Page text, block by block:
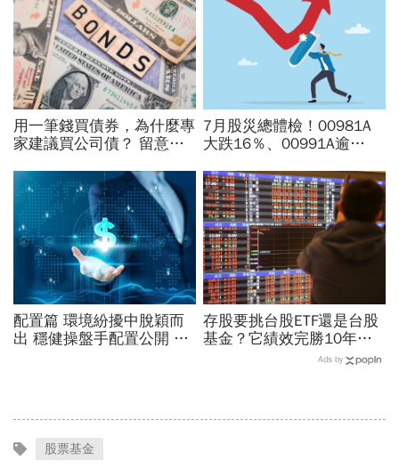
用一筆錢買債券，為什麼專
家建議買公司債？ 留意信
7月股災總體檢！00981A
大跌16％、00991A逾
奇芬選股教戰：為何不能單
看報酬率
配置篇 環境紛擾中脫穎而
出 穩健操盤手配置公開 加
存股要挑台股ETF還是台股
基金？它績效完勝10年零
敗績、報酬率超過400%！
Ads by
股票基金